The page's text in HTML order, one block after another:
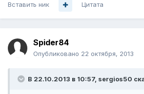
Вставить ник Цитата
Spider84
Опубликовано 22 октября, 2013
В 22.10.2013 в 10:57, sergios50